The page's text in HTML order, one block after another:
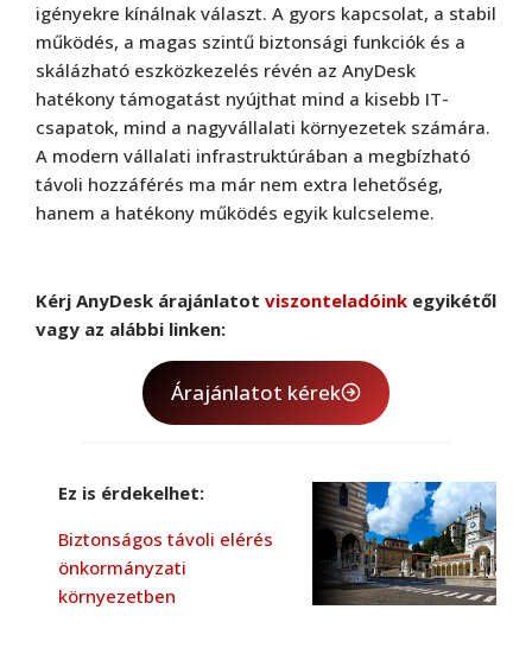
igényekre kínálnak választ. A gyors kapcsolat, a stabil
működés, a magas szintű biztonsági funkciók és a
skálázható eszközkezelés révén az AnyDesk
hatékony támogatást nyújthat mind a kisebb IT-
csapatok, mind a nagyvállalati környezetek számára.
A modern vállalati infrastruktúrában a megbízható
távoli hozzáférés ma már nem extra lehetőség,
hanem a hatékony működés egyik kulcseleme.
Kérj AnyDesk árajánlatot viszonteladóink egyikétől
vagy az alábbi linken:
Árajánlatot kérek
Ez is érdekelhet:
Biztonságos távoli elérés
önkormányzati
környezetben